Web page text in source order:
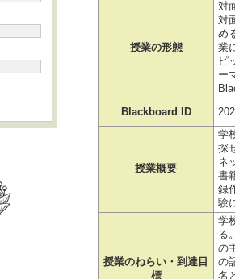
授業の形態
対
対
め
業
ピ
ー
Blackboard ID
授業概要
学
探
ネ
書
録
験
授業のねらい・到達目
標
学
る
の
の
名